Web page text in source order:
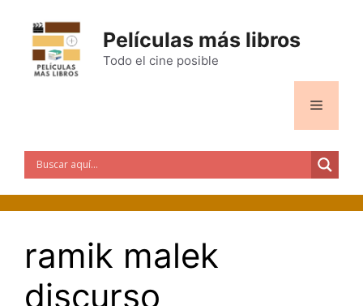
contenido
Películas más libros
Todo el cine posible
Menú
ramik malek
discurso